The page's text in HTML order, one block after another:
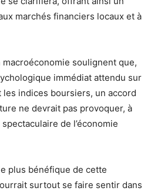
marchés financiers locaux et à
soulignent que,
immédiat attendu sur
indices boursiers, un accord
ne devrait pas provoquer, à
de l’économie
plus bénéfique de cette
surtout se faire sentir dans